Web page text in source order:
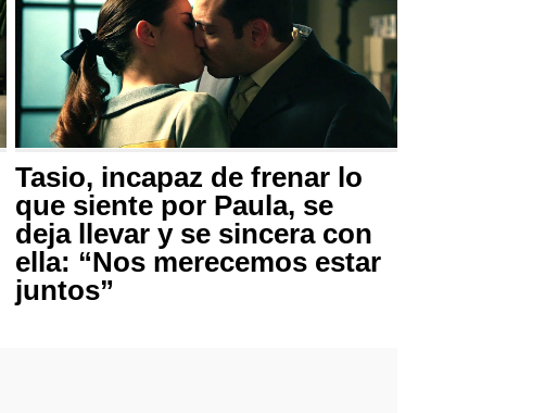
Tasio, incapaz de frenar lo
que siente por Paula, se
deja llevar y se sincera con
ella: “Nos merecemos estar
juntos”